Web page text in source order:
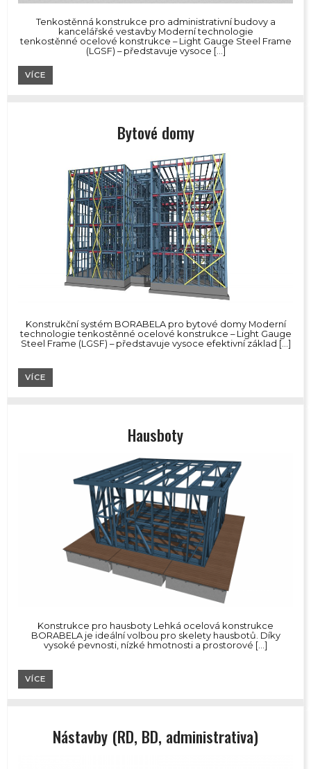
Tenkostěnná konstrukce pro administrativní budovy a
kancelářské vestavby Moderní technologie
tenkostěnné ocelové konstrukce – Light Gauge Steel Frame
(LGSF) – představuje vysoce […]
VÍCE
Bytové domy
Konstrukční systém BORABELA pro bytové domy Moderní
technologie tenkostěnné ocelové konstrukce – Light Gauge
Steel Frame (LGSF) – představuje vysoce efektivní základ […]
VÍCE
Hausboty
Konstrukce pro hausboty Lehká ocelová konstrukce
BORABELA je ideální volbou pro skelety hausbotů. Díky
vysoké pevnosti, nízké hmotnosti a prostorové […]
VÍCE
Nástavby (RD, BD, administrativa)